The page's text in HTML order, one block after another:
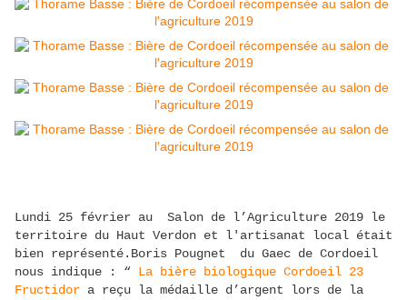
Lundi 25 février au Salon de l’Agriculture 2019 le
territoire du Haut Verdon et l'artisanat local était
bien représenté.Boris Pougnet du Gaec de Cordoeil
nous indique : “ La bière biologique Cordoeil 23
Fructidor a reçu la médaille d’argent lors de la